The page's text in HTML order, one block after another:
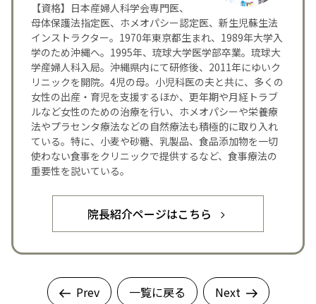
【資格】日本産婦人科学会専門医、
母体保護法指定医、ホメオパシー認定医、新生児蘇生法
インストラクター。1970年東京都生まれ、1989年大学入
学のため沖縄へ。1995年、琉球大学医学部卒業。琉球大
学産婦人科入局。沖縄県内にて研修後、2011年にゆいク
リニックを開院。4児の母。小児科医の夫と共に、多くの
女性の出産・育児を支援するほか、更年期や月経トラブ
ルなど女性のための治療を行い、ホメオパシーや栄養療
法やプラセンタ療法などの自然療法も積極的に取り入れ
ている。特に、小麦や砂糖、乳製品、食品添加物を一切
使わない食事をクリニックで提供するなど、食事療法の
重要性を説いている。
院長紹介ページはこちら
Prev 一覧に戻る Next